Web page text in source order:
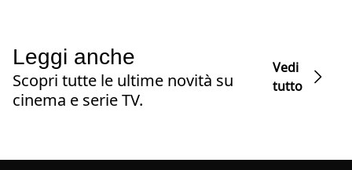
Leggi anche
Scopri tutte le ultime novità su
cinema e serie TV.
Vedi
tutto